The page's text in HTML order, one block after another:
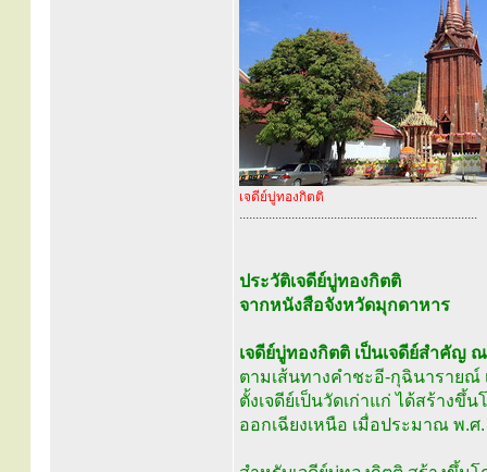
เจดีย์บู่ทองกิตติ
.........................................................................
ประวัติเจดีย์บู่ทองกิตติ
จากหนังสือจังหวัดมุกดาหาร
เจดีย์บู่ทองกิตติ เป็นเจดีย์สำคัญ
ตามเส้นทางคำชะอี-กุฉินารายณ์
ตั้งเจดีย์เป็นวัดเก่าแก่ ได้สร้าง
ออกเฉียงเหนือ เมื่อประมาณ พ.